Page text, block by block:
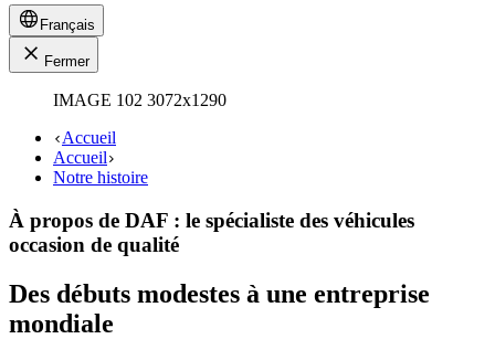
Français
Fermer
IMAGE 102 3072x1290
Accueil
Accueil
Notre histoire
À propos de DAF : le spécialiste des véhicules
occasion de qualité
Des débuts modestes à une entreprise
mondiale